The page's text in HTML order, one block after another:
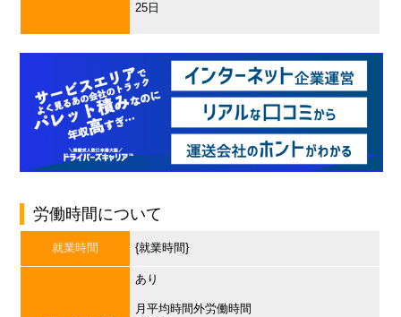
25日
労働時間について
就業時間 {就業時間}
あり
月平均時間外労働時間